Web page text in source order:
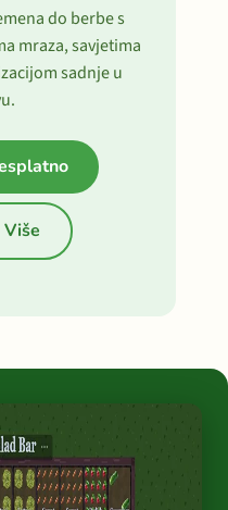
do berbe s
mraza, savjetima
sadnje u